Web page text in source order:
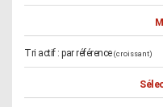
Tri actif : par référence (croissant)